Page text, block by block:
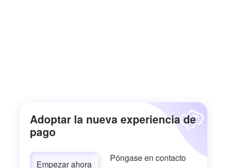
Adoptar la nueva experiencia de
pago
Empezar ahora
Póngase en contacto